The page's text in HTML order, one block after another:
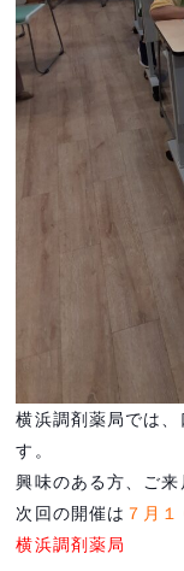
横浜調剤薬局では
す。
興味のある方、ご来
次回の開催は ７月１
横浜調剤薬局